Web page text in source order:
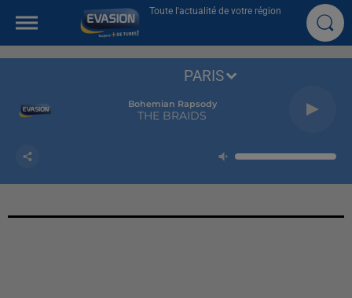
Toute l'actualité de votre région
Bohemian Rapsody
THE BRAIDS
PARIS